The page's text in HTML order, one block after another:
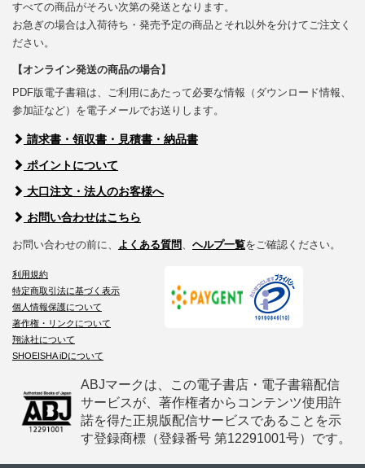
すべての商品がそろい次第の発送となります。
お急ぎの場合は入荷待ち・発売予定の商品とそれ以外を分けてご注文く
ださい。
【オンライン発送の商品の場合】
PDF版電子書籍は、ご利用にあたって必要な情報（ダウンロード情報、
参加証など）を電子メールでお送りします。
請求書・領収書・見積書・納品書
ポイントについて
大口注文・法人のお客様へ
お問い合わせはこちら
お問い合わせの前に、 よくある質問、 ヘルプ一覧をご確認ください。
利用規約
特定商取引法に基づく表示
個人情報保護について
著作権・リンクについて
翔泳社について
SHOEISHA iDについて
ABJマークは、この電子書店・電子書籍配信
サービスが、著作権者からコンテンツ使用許
諾を得た正規版配信サービスであることを示
す登録商標（登録番号 第12291001号）です。